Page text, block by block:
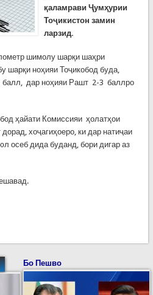
қаламрави Ҷумҳурии
Тоҷикистон замин
ларзид.
шимолу шарқи шаҳри
шарқи ноҳияи Тоҷикобод буда,
балл, дар ноҳияи Рашт 2-3 баллро
ҳайати Комиссияи ҳолатҳои
хоҷагиҳоеро, ки дар натиҷаи
осеб дида буданд, бори дигар аз
Бо Пешво